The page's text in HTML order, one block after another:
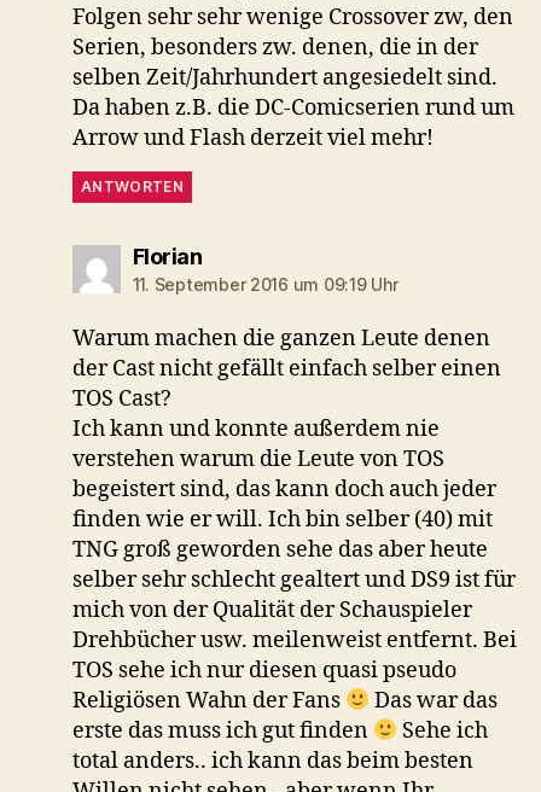
Folgen sehr sehr wenige Crossover zw, den
Serien, besonders zw. denen, die in der
selben Zeit/Jahrhundert angesiedelt sind.
Da haben z.B. die DC-Comicserien rund um
Arrow und Flash derzeit viel mehr!
ANTWORTEN
Floriansagt:
11. September 2016 um 09:19 Uhr
Warum machen die ganzen Leute denen
der Cast nicht gefällt einfach selber einen
TOS Cast?
Ich kann und konnte außerdem nie
verstehen warum die Leute von TOS
begeistert sind, das kann doch auch jeder
finden wie er will. Ich bin selber (40) mit
TNG groß geworden sehe das aber heute
selber sehr schlecht gealtert und DS9 ist für
mich von der Qualität der Schauspieler
Drehbücher usw. meilenweist entfernt. Bei
TOS sehe ich nur diesen quasi pseudo
Religiösen Wahn der Fans
Das war das
erste das muss ich gut finden
Sehe ich
total anders.. ich kann das beim besten